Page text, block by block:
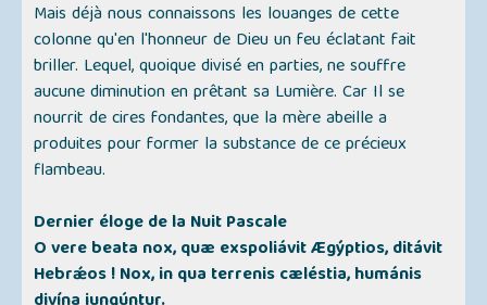
Mais déjà nous connaissons les louanges de cette
colonne qu'en l'honneur de Dieu un feu éclatant fait
briller. Lequel, quoique divisé en parties, ne souffre
aucune diminution en prêtant sa Lumière. Car Il se
nourrit de cires fondantes, que la mère abeille a
produites pour former la substance de ce précieux
flambeau.
Dernier éloge de la Nuit Pascale
O vere beata nox, quæ exspoliávit Ægýptios, ditávit
Hebrǽos ! Nox, in qua terrenis cæléstia, humánis